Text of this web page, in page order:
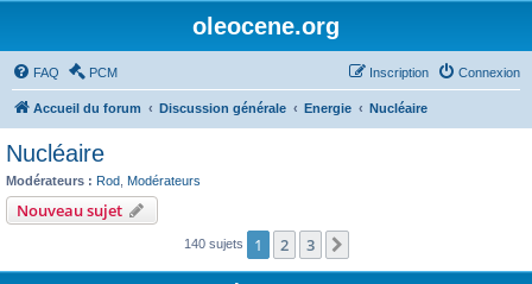
oleocene.org
FAQ PCM Connexion
Inscription
Accueil du forum Discussion générale Energie Nucléaire
Nucléaire
Modérateurs : Rod Modérateurs
Nouveau sujet
140 sujets 1 2 3